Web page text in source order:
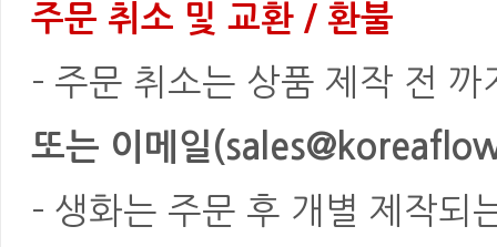
주문 취소 및 교환 / 환불
- 주문 취소는 상품 제작 전
또는 이메일
- 생화는 주문 후 개별 제작되